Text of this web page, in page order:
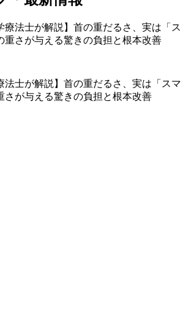
法士が解説】首の重だるさ、実は「スマ
さが与える驚きの負担と根本改善